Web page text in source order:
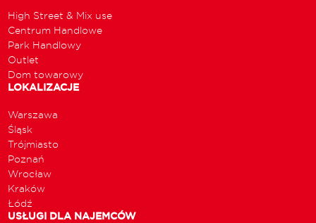
High Street & Mix use
Centrum Handlowe
Park Handlowy
Outlet
Dom towarowy
LOKALIZACJE
Warszawa
Śląsk
Trójmiasto
Poznań
Wrocław
Kraków
Łódź
USŁUGI DLA NAJEMCÓW